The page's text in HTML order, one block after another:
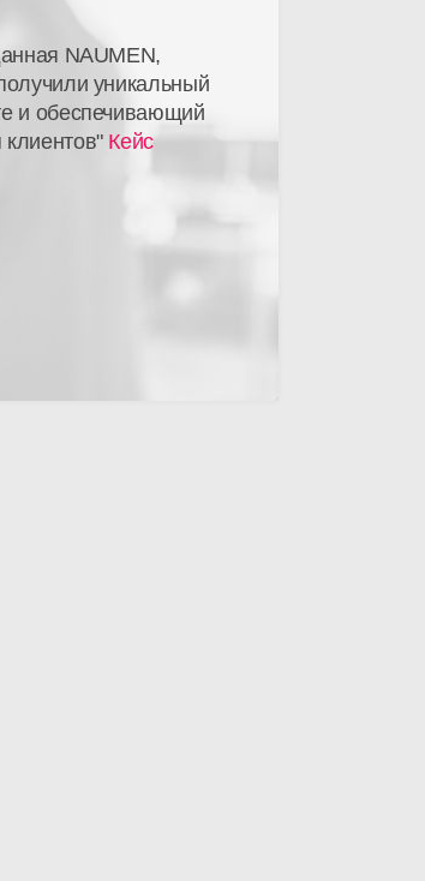
NAUMEN,
уникальный
и обеспечивающий
Кейс